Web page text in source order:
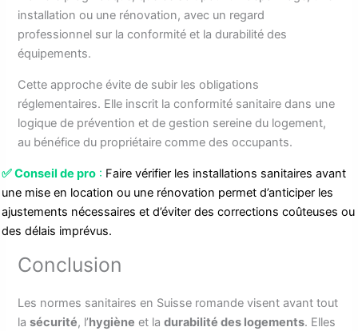
installation ou une rénovation, avec un regard
professionnel sur la conformité et la durabilité des
équipements.
Cette approche évite de subir les obligations
réglementaires. Elle inscrit la conformité sanitaire dans une
logique de prévention et de gestion sereine du logement,
au bénéfice du propriétaire comme des occupants.
✅Conseil de pro : Faire vérifier les installations sanitaires avant
une mise en location ou une rénovation permet d’anticiper les
ajustements nécessaires et d’éviter des corrections coûteuses ou
des délais imprévus.
Conclusion
Les normes sanitaires en Suisse romande visent avant tout
lasécurité, l’hygiène et ladurabilité des logements. Elles